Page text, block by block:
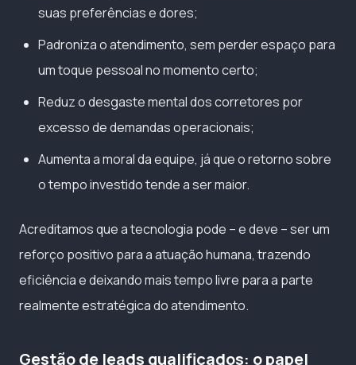
suas preferências e dores;
Padroniza o atendimento, sem perder espaço para
um toque pessoal no momento certo;
Reduz o desgaste mental dos corretores por
excesso de demandas operacionais;
Aumenta a moral da equipe, já que o retorno sobre
o tempo investido tende a ser maior.
Acreditamos que a tecnologia pode – e deve – ser um
reforço positivo para a atuação humana, trazendo
eficiência e deixando mais tempo livre para a parte
realmente estratégica do atendimento.
Gestão de leads qualificados: o papel